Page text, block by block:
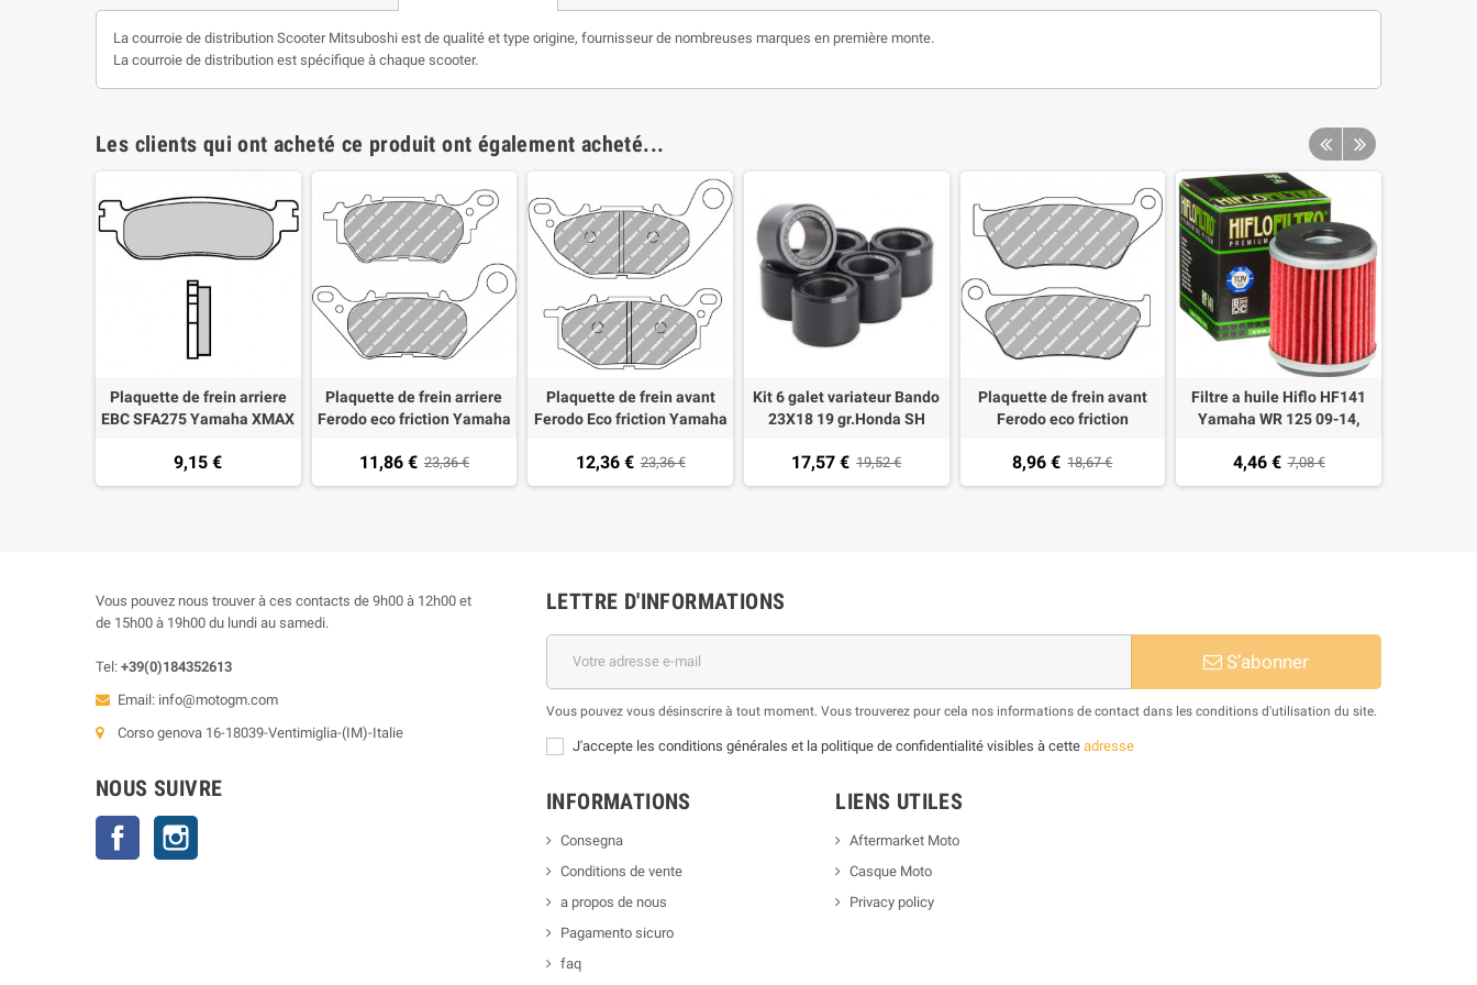
La courroie de distribution Scooter Mitsuboshi est de qualité et type origine, fournisseur de nombreuses marques en première monte.
La courroie de distribution est spécifique à chaque scooter.
Les clients qui ont acheté ce produit ont également acheté...
Plaquette de frein arriere
EBC SFA275 Yamaha XMAX
ABS 05-13, X-City 250,
MAjesty 250
9,15 €
Plaquette de frein arriere
Ferodo eco friction Yamaha
321, MT-03 2016
11,86 € 23,36 €
Plaquette de frein avant
Ferodo Eco friction Yamaha
17-
12,36 € 23,36 €
Kit 6 galet variateur Bando
23X18 19 gr.Honda SH
X MAX 300, Kymco G-Dink,
people, Xci
17,57 € 19,52 €
Plaquette de frein avant
Ferodo eco friction
Majesty 125 2015, XMAX
125/250 2006-2009
8,96 € 18,67 €
Filtre a huile Hiflo HF141
Yamaha WR 125 09-14,
03-08, XG 250 Tricker, X-
Max 125/300
4,46 € 7,08 €
Vous pouvez nous trouver à ces contacts de 9h00 à 12h00 et
de 15h00 à 19h00 du lundi au samedi.
Tel: +39(0)184352613
Email: info@motogm.com
Corso genova 16-18039-Ventimiglia-(IM)-Italie
NOUS SUIVRE
Facebook
LETTRE D'INFORMATIONS
S’abonner
Vous pouvez vous désinscrire à tout moment. Vous trouverez pour cela nos informations de contact dans les conditions d'utilisation du site.
J'accepte les conditions générales et la politique de confidentialité visibles à cette adresse
INFORMATIONS
Consegna
Conditions de vente
a propos de nous
Pagamento sicuro
faq
LIENS UTILES
Aftermarket Moto
Casque Moto
Privacy policy